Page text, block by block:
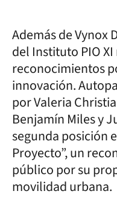
Además de Vynox
del Instituto PIO
reconocimientos
innovación.
por Valeria
Benjamín Miles y
segunda posición
Proyecto”, un
público por su
movilidad urbana.